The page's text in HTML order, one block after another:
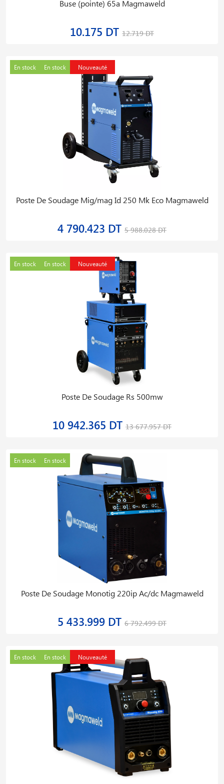
Buse (pointe) 65a Magmaweld
10.175 DT 12.719 DT
En stock En stock Nouveauté
Poste De Soudage Mig/mag Id 250 Mk Eco Magmaweld
4 790.423 DT 5 988.028 DT
En stock En stock Nouveauté
Poste De Soudage Rs 500mw
10 942.365 DT 13 677.957 DT
En stock En stock
Poste De Soudage Monotig 220ip Ac/dc Magmaweld
5 433.999 DT 6 792.499 DT
En stock En stock Nouveauté